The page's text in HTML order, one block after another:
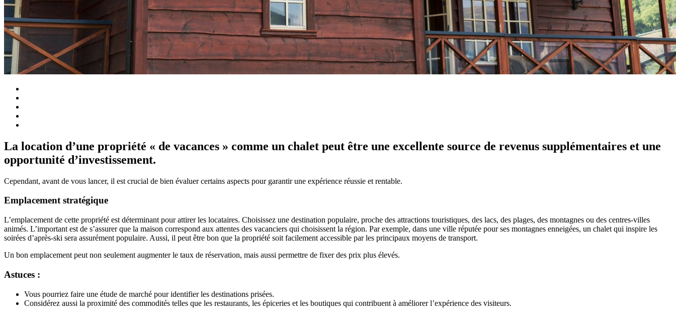
La location d’une propriété « de vacances » comme un chalet peut être une excellente source de revenus supplémentaires et une
opportunité d’investissement.
Cependant, avant de vous lancer, il est crucial de bien évaluer certains aspects pour garantir une expérience réussie et rentable.
Emplacement stratégique
L’emplacement de cette propriété est déterminant pour attirer les locataires. Choisissez une destination populaire, proche des attractions touristiques, des lacs, des plages, des montagnes ou des centres-villes
animés. L’important est de s’assurer que la maison correspond aux attentes des vacanciers qui choisissent la région. Par exemple, dans une ville réputée pour ses montagnes enneigées, un chalet qui inspire les
soirées d’après-ski sera assurément populaire. Aussi, il peut être bon que la propriété soit facilement accessible par les principaux moyens de transport.
Un bon emplacement peut non seulement augmenter le taux de réservation, mais aussi permettre de fixer des prix plus élevés.
Astuces :
Vous pourriez faire une étude de marché pour identifier les destinations prisées.
Considérez aussi la proximité des commodités telles que les restaurants, les épiceries et les boutiques qui contribuent à améliorer l’expérience des visiteurs.